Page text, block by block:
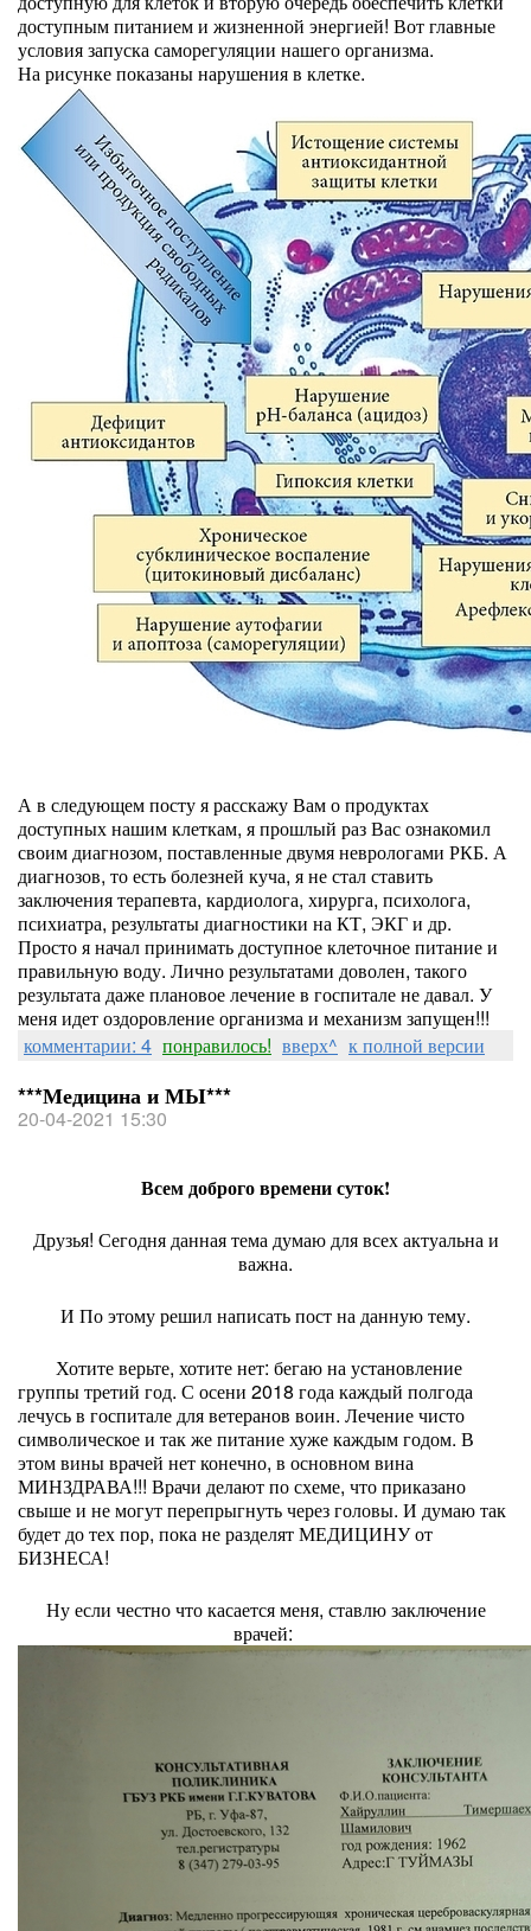
доступным питанием и жизненной энергией! Вот главные
условия запуска саморегуляции нашего организма.
На рисунке показаны нарушения в клетке.
А в следующем посту я расскажу Вам о продуктах
доступных нашим клеткам, я прошлый раз Вас ознакомил
своим диагнозом, поставленные двумя неврологами РКБ. А
диагнозов, то есть болезней куча, я не стал ставить
заключения терапевта, кардиолога, хирурга, психолога,
психиатра, результаты диагностики на КТ, ЭКГ и др.
Просто я начал принимать доступное клеточное питание и
правильную воду. Лично результатами доволен, такого
результата даже плановое лечение в госпитале не давал. У
меня идет оздоровление организма и механизм запущен!!!
комментарии: 4 понравилось! вверх^ к полной версии
***Медицина и МЫ***
20-04-2021 15:30
Всем доброго времени суток!
Друзья! Сегодня данная тема думаю для всех актуальна и
важна.
И По этому решил написать пост на данную тему.
Хотите верьте, хотите нет: бегаю на установление
группы третий год. С осени 2018 года каждый полгода
лечусь в госпитале для ветеранов воин. Лечение чисто
символическое и так же питание хуже каждым годом. В
этом вины врачей нет конечно, в основном вина
МИНЗДРАВА!!! Врачи делают по схеме, что приказано
свыше и не могут перепрыгнуть через головы. И думаю так
будет до тех пор, пока не разделят МЕДИЦИНУ от
БИЗНЕСА!
Ну если честно что касается меня, ставлю заключение
врачей: